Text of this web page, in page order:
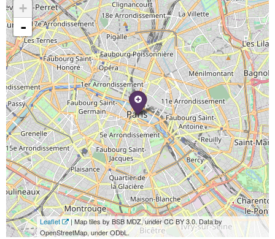
+
-
Leaflet
| Map tiles by BSB MDZ, under CC BY 3.0. Data by
OpenStreetMap, under ODbL.